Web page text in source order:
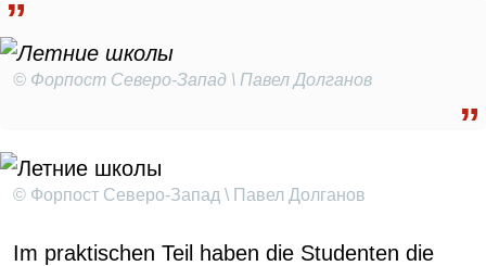
© Форпост Северо-Запад \ Павел Долганов
© Форпост Северо-Запад \ Павел Долганов
Im praktischen Teil haben die Studenten die